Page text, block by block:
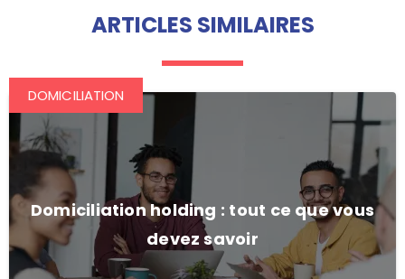
ARTICLES SIMILAIRES
Domiciliation holding : tout ce que vous
devez savoir
DOMICILIATION